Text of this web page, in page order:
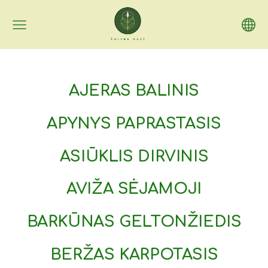
AJERAS BALINIS
APYNYS PAPRASTASIS
ASIŪKLIS DIRVINIS
AVIŽA SĖJAMOJI
BARKŪNAS GELTONŽIEDIS
BERŽAS KARPOTASIS